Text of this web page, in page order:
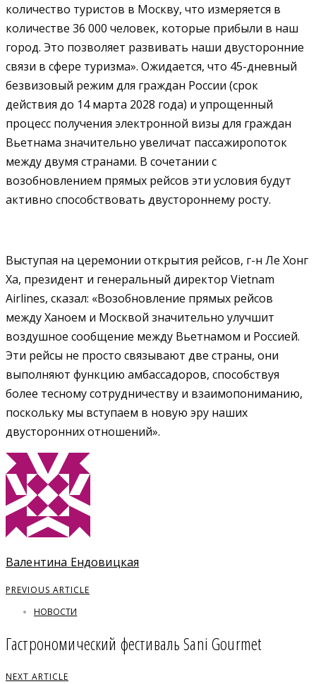
количество туристов в Москву, что измеряется в
количестве 36 000 человек, которые прибыли в наш
город. Это позволяет развивать наши двусторонние
связи в сфере туризма». Ожидается, что 45-дневный
безвизовый режим для граждан России (срок
действия до 14 марта 2028 года) и упрощенный
процесс получения электронной визы для граждан
Вьетнама значительно увеличат пассажиропоток
между двумя странами. В сочетании с
возобновлением прямых рейсов эти условия будут
активно способствовать двустороннему росту.
Выступая на церемонии открытия рейсов, г-н Ле Хонг
Ха, президент и генеральный директор Vietnam
Airlines, сказал: «Возобновление прямых рейсов
между Ханоем и Москвой значительно улучшит
воздушное сообщение между Вьетнамом и Россией.
Эти рейсы не просто связывают две страны, они
выполняют функцию амбассадоров, способствуя
более тесному сотрудничеству и взаимопониманию,
поскольку мы вступаем в новую эру наших
двусторонних отношений».
Валентина Ендовицкая
PREVIOUS ARTICLE
НОВОСТИ
Гастрономический фестиваль Sani Gourmet
NEXT ARTICLE